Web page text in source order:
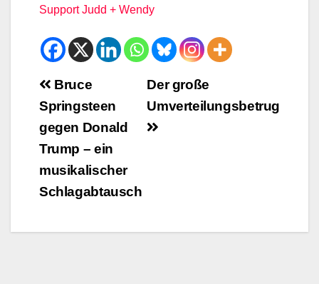
Support Judd + Wendy
Beitrags-
Navigation
Der große
Umverteilungsbetrug
Bruce
Springsteen
gegen Donald
Trump – ein
musikalischer
Schlagabtausch